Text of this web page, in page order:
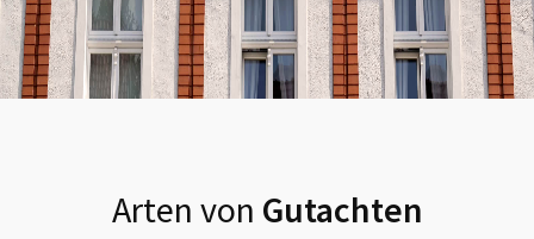
Arten von Gutachten